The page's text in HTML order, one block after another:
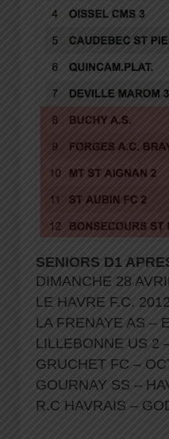
SENIORS D1
DIMANCHE 28
LE HAVRE F.C.
LA FRENAYE AS –
LILLEBONNE US 2
GRUCHET FC –
GOURNAY SS –
R.C HAVRAIS –